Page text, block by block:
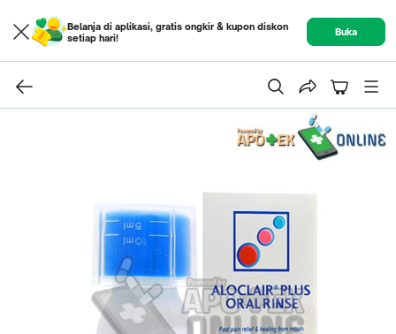
Belanja di aplikasi, gratis ongkir & kupon diskon
setiap hari!
Buka